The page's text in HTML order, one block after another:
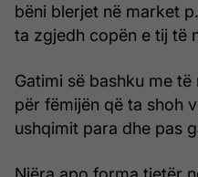
bëni blerjet në market
ta zgjedh copën e tij të
Gatimi së bashku me
për fëmijën që ta shoh
ushqimit para dhe pas